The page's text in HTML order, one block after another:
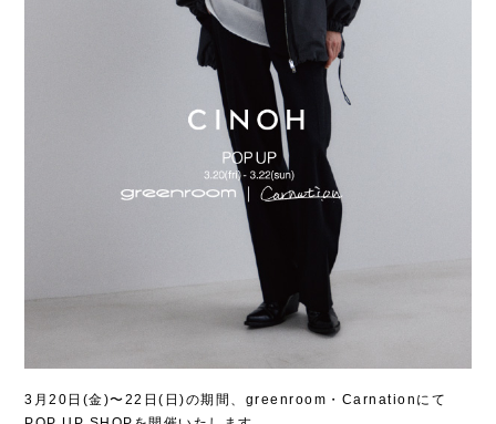
3月20日(金)〜22日(日)の期間、greenroom・Carnationにて